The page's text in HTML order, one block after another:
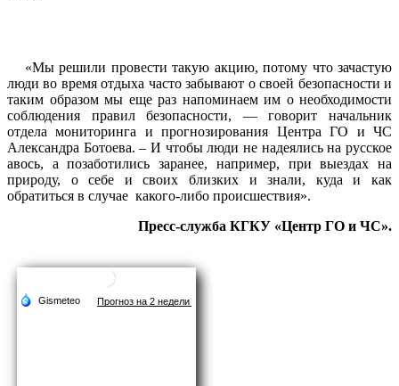
«Мы решили провести такую акцию, потому что зачастую
люди во время отдыха часто забывают о своей безопасности и
таким образом мы еще раз напоминаем им о необходимости
соблюдения правил безопасности, — говорит начальник
отдела мониторинга и прогнозирования Центра ГО и ЧС
Александра Ботоева. – И чтобы люди не надеялись на русское
авось, а позаботились заранее, например, при выездах на
природу, о себе и своих близких и знали, куда и как
обратиться в случае какого-либо происшествия».
Пресс-служба КГКУ «Центр ГО и ЧС».